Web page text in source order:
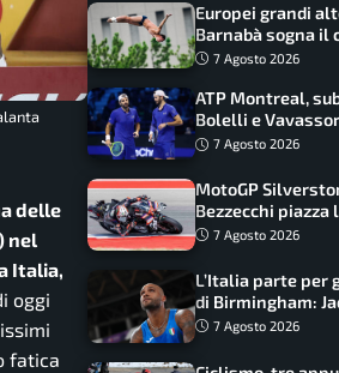
delle
nel
Italia,
oggi
fatica
Europei grandi
Barnabà sogna il
è leader a metà
7 Agosto 2026
ATP Montreal,
Bolelli e
Matos fermano gli
7 Agosto 2026
MotoGP
Bezzecchi piazza
zampata: Aprilia
7 Agosto 2026
L’Italia parte per
di Birmingham:
Tamberi e
record
7 Agosto 2026